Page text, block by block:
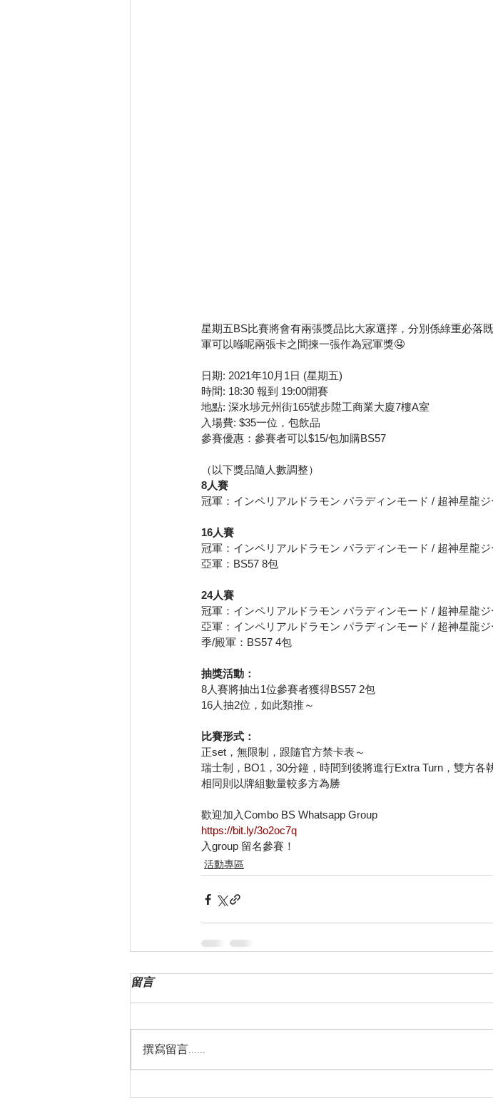
星期五BS比賽將會有兩張獎品比大家選擇，分別係綠重必落
軍可以喺呢兩張卡之間揀一張作為冠軍獎🤤
日期: 2021年10月1日 (星期五)
時間: 18:30 報到 19:00開賽
地點: 深水埗元州街165號步陞工商業大廈7樓A室
入場費: $35一位，包飲品
參賽優惠：參賽者可以$15/包加購BS57
（以下獎品隨人數調整）
8人賽
冠軍：インペリアルドラモン パラディンモード / 超神星龍ジ
16人賽
冠軍：インペリアルドラモン パラディンモード / 超神星龍ジ
亞軍：BS57 8包
24人賽
冠軍：インペリアルドラモン パラディンモード / 超神星龍ジ
亞軍：インペリアルドラモン パラディンモード / 超神星龍ジ
季/殿軍：BS57 4包
抽獎活動：
8人賽將抽出1位參賽者獲得BS57 2包
16人抽2位，如此類推～
比賽形式：
正set，無限制，跟隨官方禁卡表～
瑞士制，BO1，30分鐘，時間到後將進行Extra Turn，雙方
相同則以牌組數量較多方為勝
歡迎加入Combo BS Whatsapp Group
https://bit.ly/3o2oc7q
入group 留名參賽！
活動專區
留言
撰寫留言......